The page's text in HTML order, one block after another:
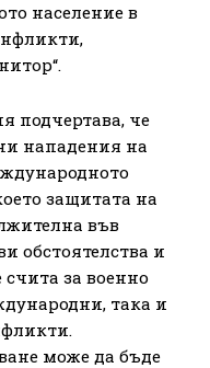
население в
подчертава, че
нападения на
защитата на
във
обстоятелства и
за военно
така и
може да бъде